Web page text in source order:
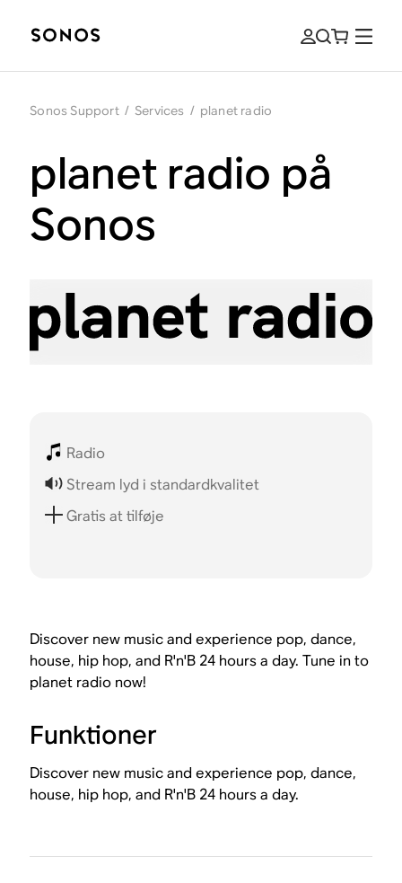
Sonos Support / Services / planet radio
planet radio på
Sonos
Radio
Stream lyd i standardkvalitet
Gratis at tilføje
Discover new music and experience pop, dance,
house, hip hop, and R'n'B 24 hours a day. Tune in to
planet radio now!
Funktioner
Discover new music and experience pop, dance,
house, hip hop, and R'n'B 24 hours a day.